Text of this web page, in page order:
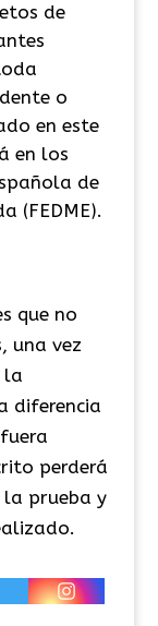
de
o
en este
en los
de
(FEDME).
que no
una vez
la
diferencia
perderá
prueba y